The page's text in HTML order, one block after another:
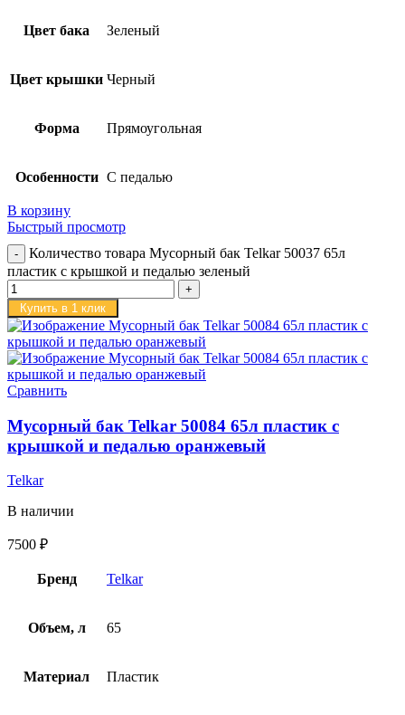
Цвет бака Зеленый
Цвет крышки Черный
Форма Прямоугольная
Особенности С педалью
В корзину
Быстрый просмотр
Количество товара Мусорный бак Telkar 50037 65л
пластик с крышкой и педалью зеленый
Купить в 1 клик
Сравнить
Мусорный бак Telkar 50084 65л пластик с
крышкой и педалью оранжевый
Telkar
В наличии
7500 ₽
Бренд Telkar
Объем, л 65
Материал Пластик